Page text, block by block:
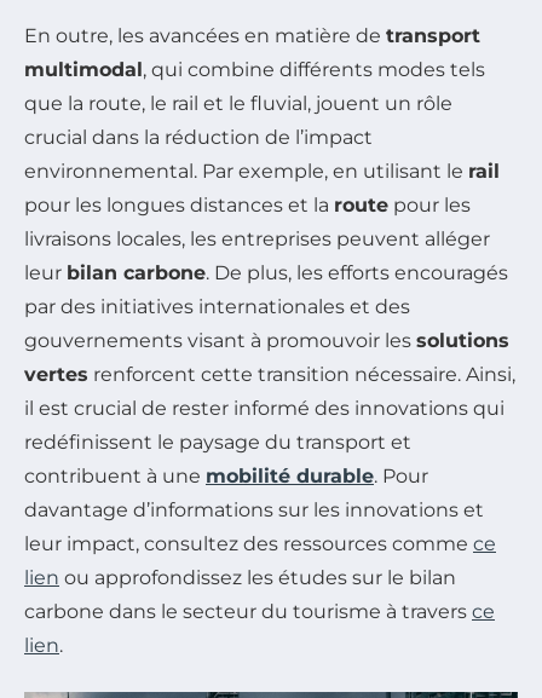
En outre, les avancées en matière de transport
multimodal, qui combine différents modes tels
que la route, le rail et le fluvial, jouent un rôle
crucial dans la réduction de l’impact
environnemental. Par exemple, en utilisant le rail
pour les longues distances et la route pour les
livraisons locales, les entreprises peuvent alléger
leur bilan carbone. De plus, les efforts encouragés
par des initiatives internationales et des
gouvernements visant à promouvoir les solutions
vertes renforcent cette transition nécessaire. Ainsi,
il est crucial de rester informé des innovations qui
redéfinissent le paysage du transport et
contribuent à une mobilité durable. Pour
davantage d’informations sur les innovations et
leur impact, consultez des ressources comme ce
lien ou approfondissez les études sur le bilan
carbone dans le secteur du tourisme à travers ce
lien.